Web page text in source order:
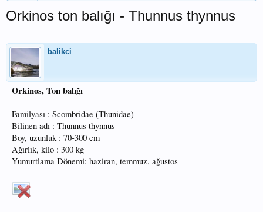
Orkinos ton balığı - Thunnus thynnus
balikci
Orkinos, Ton balığı
Familyası : Scombridae (Thunidae)
Bilinen adı : Thunnus thynnus
Boy, uzunluk : 70-300 cm
Ağırlık, kilo : 300 kg
Yumurtlama Dönemi: haziran, temmuz, ağustos